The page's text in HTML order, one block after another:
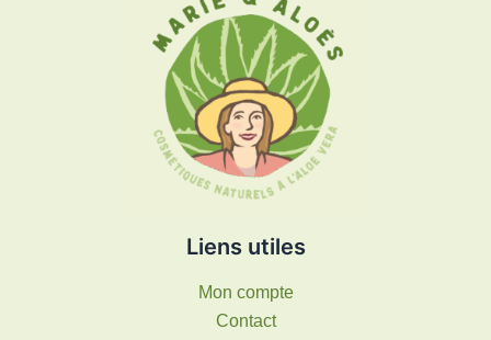
Liens utiles
Mon compte
Contact